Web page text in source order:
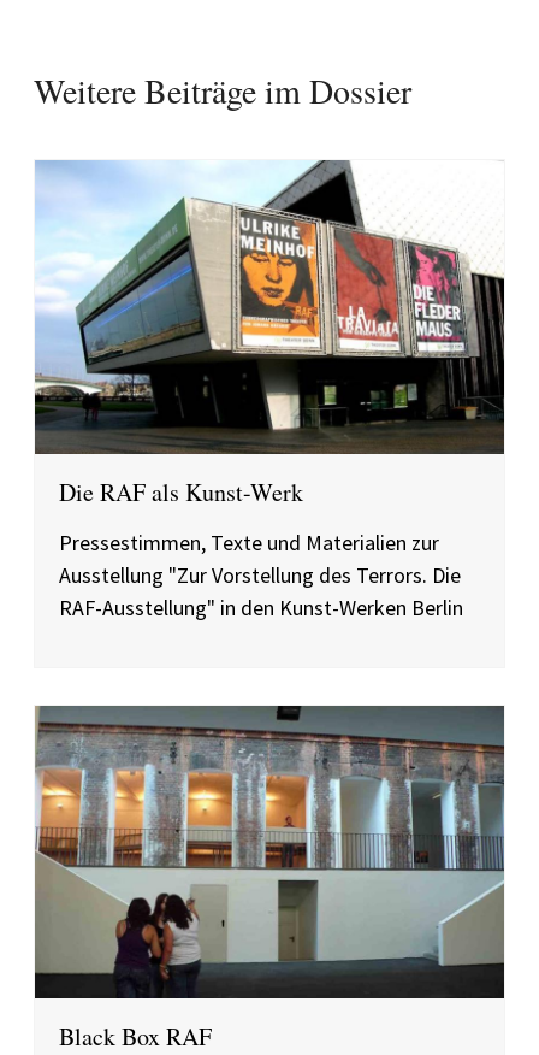
Weitere Beiträge im Dossier
Die RAF als Kunst-Werk
Pressestimmen, Texte und Materialien zur
Ausstellung "Zur Vorstellung des Terrors. Die
RAF-Ausstellung" in den Kunst-Werken Berlin
Black Box RAF